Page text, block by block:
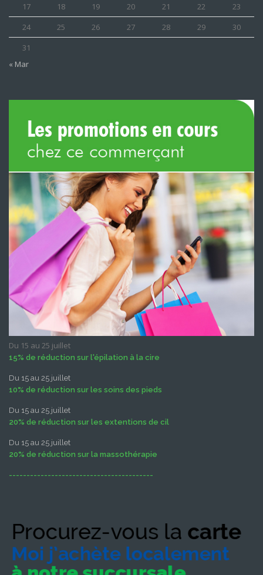
17
18 19 20 21 22
23
24
25 26 27 28 29
30
31
« Mar
Du 15 au 25 juillet
15% de réduction sur l'épilation à la cire
Du 15 au 25 juillet
10% de réduction sur les soins des pieds
Du 15 au 25 juillet
20% de réduction sur les extentions de cil
Du 15 au 25 juillet
20% de réduction sur la massothérapie
-----------------------------------------